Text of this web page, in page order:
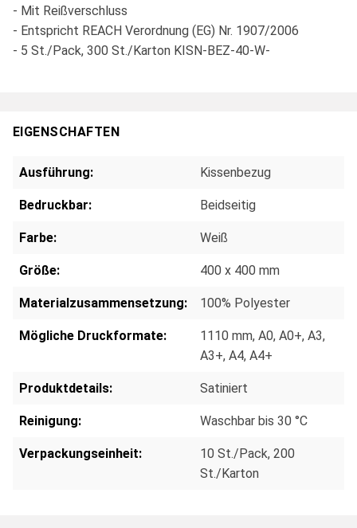
- Mit Reißverschluss
- Entspricht REACH Verordnung (EG) Nr. 1907/2006
- 5 St./Pack, 300 St./Karton KISN-BEZ-40-W-
EIGENSCHAFTEN
Ausführung: Kissenbezug
Bedruckbar: Beidseitig
Farbe: Weiß
Größe: 400 x 400 mm
Materialzusammensetzung: 100% Polyester
Mögliche Druckformate: 1110 mm, A0, A0+, A3,
A3+, A4, A4+
Produktdetails: Satiniert
Reinigung: Waschbar bis 30 °C
Verpackungseinheit: 10 St./Pack, 200
St./Karton